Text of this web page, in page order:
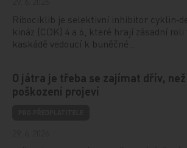
Ribociklib je selektivní inhibitor
kináz (CDK) 4 a 6, které hrají zásadní
kaskádě vedoucí k buněčné…
O játra je třeba se zajímat dřív,
poškození projeví